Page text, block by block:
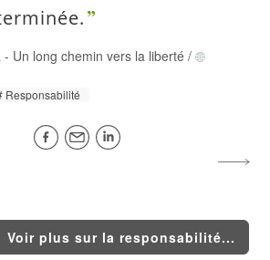
- Un long chemin vers la liberté /
Responsabilité
Voir plus sur la responsabilité...